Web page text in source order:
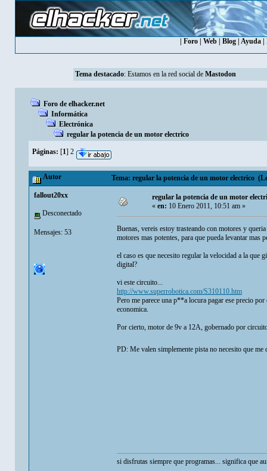
Foro| Web| Blog| Ayuda|
Tema destacado: Estamos en la red social de Mastodon
Foro de elhacker.net
Informática
Electrónica
regular la potencia de un motor electrico
Páginas: [1] 2
Autor Tema: regular la potencia de un motor electrico
fallout20xx
Desconectado
Mensajes: 53
regular la potencia de un motor
«en:10 Enero 2011, 10:51 am »
Buenas, vereis estoy trasteando con motores y
motores mas potentes, para que pueda levantar mas
el caso es que necesito regular la velocidad a la que
digital?
vi este circuito...
http://www.superrobotica.com/S310110.htm
Pero me parece una p**a locura pagar ese precio
economica.
Por cierto, motor de 9v a 12A, gobernado por
PD: Me valen simplemente pista no necesito que
si disfrutas siempre que programas... significa que